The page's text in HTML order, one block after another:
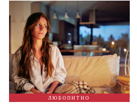
ЛЮБОПИТНО